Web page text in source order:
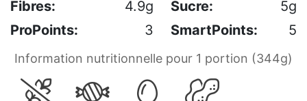
Fibres:
4.9g Sucre:
5g
ProPoints:
3 SmartPoints: 5
Information nutritionnelle pour 1 portion (344g)